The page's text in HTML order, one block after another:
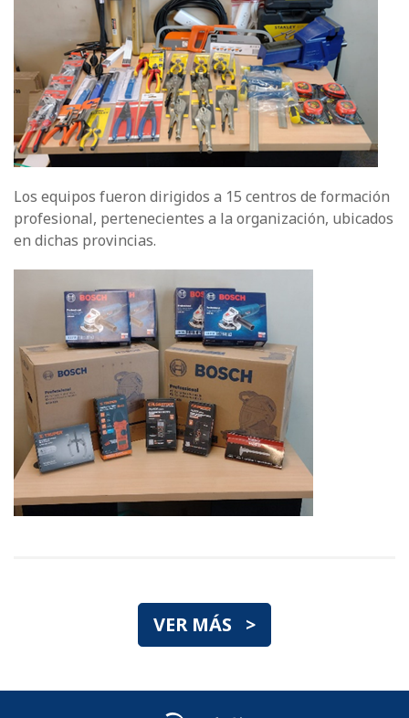
Los equipos fueron dirigidos a 15 centros de formación
profesional, pertenecientes a la organización, ubicados
en dichas provincias.
VER MÁS >